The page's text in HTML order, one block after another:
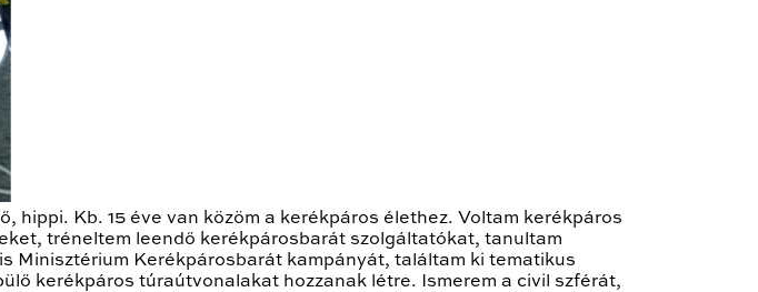
Kb. 15 éve van közöm a kerékpáros élethez. Voltam kerékpáros
tréneltem leendő kerékpárosbarát szolgáltatókat, tanultam
Minisztérium Kerékpárosbarát kampányát, találtam ki tematikus
kerékpáros túraútvonalakat hozzanak létre. Ismerem a civil szférát,